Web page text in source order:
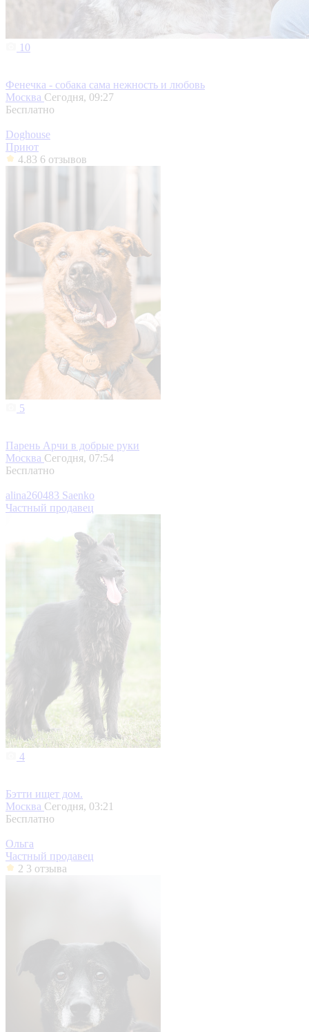
10
Фенечка - собака сама нежность и любовь
Москва Сегодня, 09:27
Бесплатно
Doghouse
Приют
4.83 6 отзывов
5
Парень Арчи в добрые руки
Москва Сегодня, 07:54
Бесплатно
alina260483 Saenko
Частный продавец
4
Бэтти ищет дом.
Москва Сегодня, 03:21
Бесплатно
Ольга
Частный продавец
2 3 отзыва